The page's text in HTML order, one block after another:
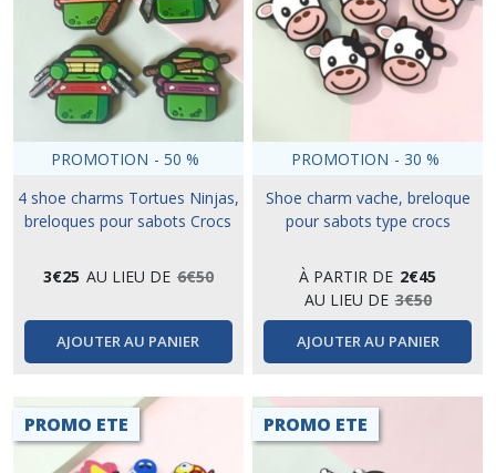
PROMOTION - 50 %
4 shoe charms Tortues Ninjas,
breloques pour sabots Crocs
3€25 AU LIEU DE 6€50
AJOUTER AU PANIER
PROMOTION - 30 %
Shoe charm vache, breloque
pour sabots type crocs
À PARTIR DE 2€45
AU LIEU DE 3€50
AJOUTER AU PANIER
PROMO ETE PROMO ETE